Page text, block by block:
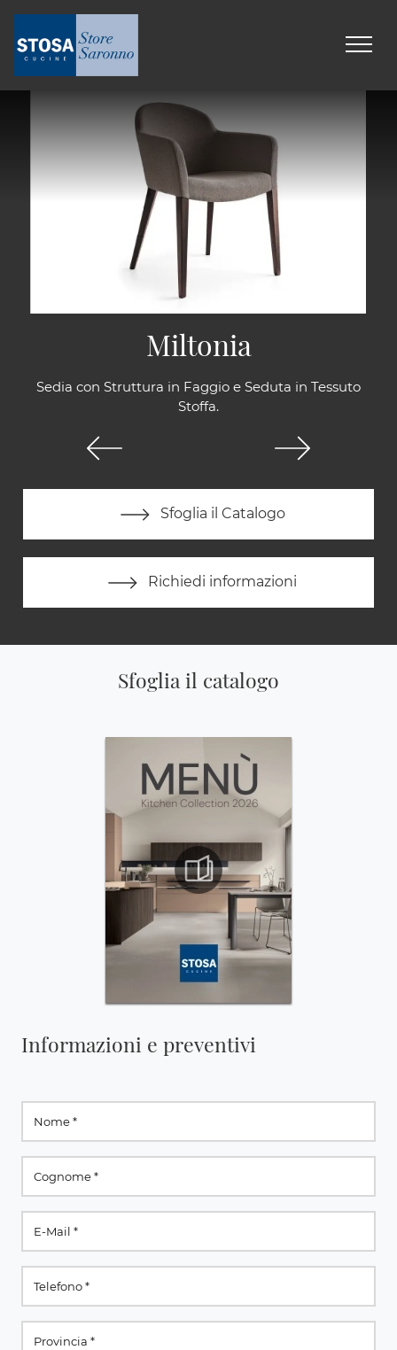
Sedia con Struttura in Faggio e Seduta in Tessuto
Stoffa.
Sfoglia il Catalogo
Richiedi informazioni
Miltonia
Sfoglia il catalogo
Informazioni e preventivi